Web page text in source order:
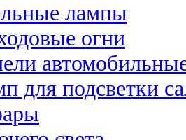
лампы
огни
для подсветки